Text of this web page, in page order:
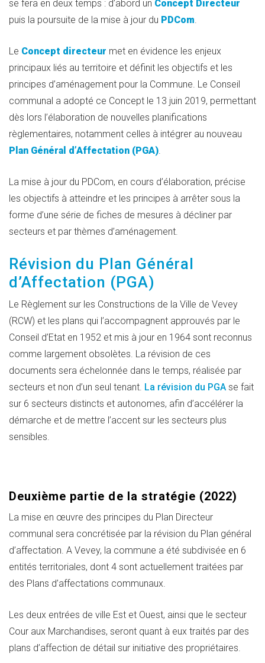
se fera en deux temps : d’abord un Concept Directeur
puis la poursuite de la mise à jour du PDCom.
Le Concept directeur met en évidence les enjeux
principaux liés au territoire et définit les objectifs et les
principes d’aménagement pour la Commune. Le Conseil
communal a adopté ce Concept le 13 juin 2019, permettant
dès lors l’élaboration de nouvelles planifications
règlementaires, notamment celles à intégrer au nouveau
Plan Général d’Affectation (PGA).
La mise à jour du PDCom, en cours d’élaboration, précise
les objectifs à atteindre et les principes à arrêter sous la
forme d’une série de fiches de mesures à décliner par
secteurs et par thèmes d’aménagement.
Révision du Plan Général
d’Affectation (PGA)
Le Règlement sur les Constructions de la Ville de Vevey
(RCW) et les plans qui l’accompagnent approuvés par le
Conseil d’Etat en 1952 et mis à jour en 1964 sont reconnus
comme largement obsolètes. La révision de ces
documents sera échelonnée dans le temps, réalisée par
secteurs et non d’un seul tenant. La révision du PGA se fait
sur 6 secteurs distincts et autonomes, afin d’accélérer la
démarche et de mettre l’accent sur les secteurs plus
sensibles.
Deuxième partie de la stratégie (2022)
La mise en œuvre des principes du Plan Directeur
communal sera concrétisée par la révision du Plan général
d’affectation. A Vevey, la commune a été subdivisée en 6
entités territoriales, dont 4 sont actuellement traitées par
des Plans d’affectations communaux.
Les deux entrées de ville Est et Ouest, ainsi que le secteur
Cour aux Marchandises, seront quant à eux traités par des
plans d’affection de détail sur initiative des propriétaires.